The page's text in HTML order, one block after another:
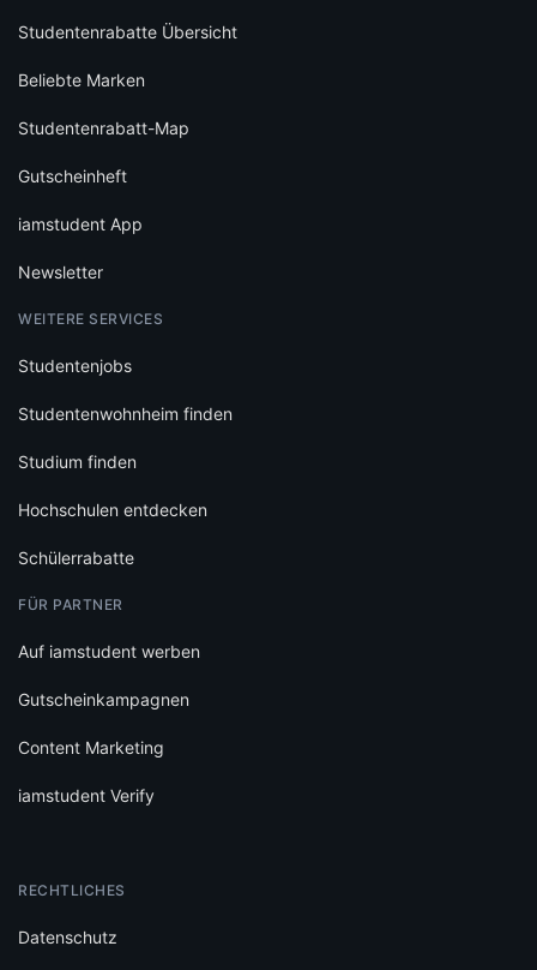
Studentenrabatte Übersicht
Beliebte Marken
Studentenrabatt-Map
Gutscheinheft
iamstudent App
Newsletter
WEITERE SERVICES
Studentenjobs
Studentenwohnheim finden
Studium finden
Hochschulen entdecken
Schülerrabatte
FÜR PARTNER
Auf iamstudent werben
Gutscheinkampagnen
Content Marketing
iamstudent Verify
RECHTLICHES
Datenschutz